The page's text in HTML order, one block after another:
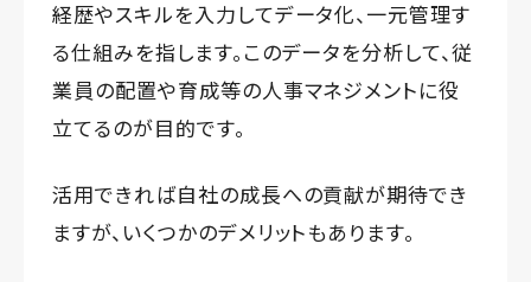
経歴やスキルを入力してデータ化、一元管理す
る仕組みを指します。このデータを分析して、従
業員の配置や育成等の人事マネジメントに役
立てるのが目的です。
活用できれば自社の成長への貢献が期待でき
ますが、いくつかのデメリットもあります。